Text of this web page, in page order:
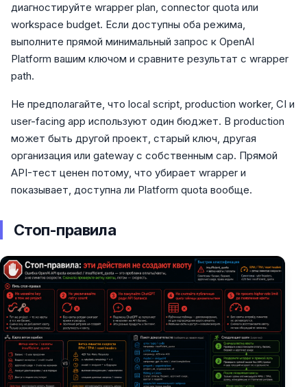
диагностируйте wrapper plan, connector quota или
workspace budget. Если доступны оба режима,
выполните прямой минимальный запрос к OpenAI
Platform вашим ключом и сравните результат с wrapper
path.
Не предполагайте, что local script, production worker, CI и
user-facing app используют один бюджет. В production
может быть другой проект, старый ключ, другая
организация или gateway с собственным cap. Прямой
API-тест ценен потому, что убирает wrapper и
показывает, доступна ли Platform quota вообще.
Стоп-правила